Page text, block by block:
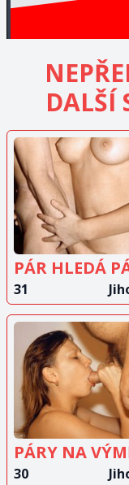
DALŠÍ
PÁR HLEDÁ
31
PÁRY NA
30